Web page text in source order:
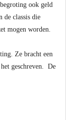
ook geld
de classis die
mogen worden.
Ze bracht een
geschreven. De